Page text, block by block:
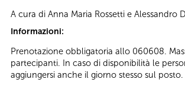
A cura di Anna Maria Rossetti e Alessandro
Informazioni:
Prenotazione obbligatoria allo 060608.
partecipanti. In caso di disponibilità le
aggiungersi anche il giorno stesso sul posto.